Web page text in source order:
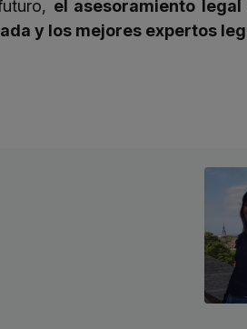
el asesoramiento
y los mejores expertos